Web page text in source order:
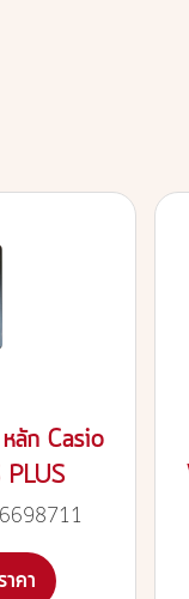
ลัก Casio
าคา